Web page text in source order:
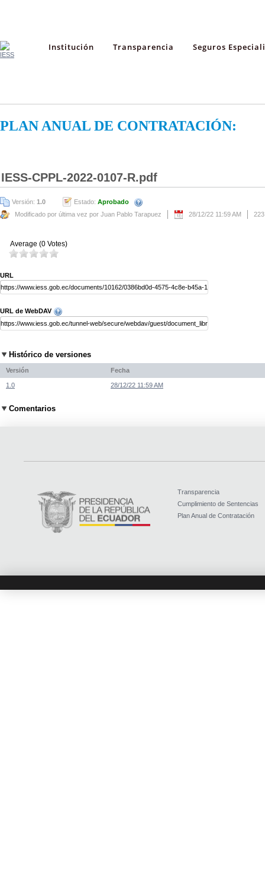
Institución Transparencia Seguros
PLAN ANUAL DE CONTRATACIÓN:
IESS-CPPL-2022-0107-R.pdf
Versión: 1.0 Estado: Aprobado
Modificado por última vez por Juan Pablo Tarapuez
28/12/22 11:59 AM
Average (0 Votes)
URL
URL de WebDAV
Histórico de versiones
Versión Fecha
1.0 28/12/22 11:59 AM
Comentarios
Transparencia
Cumplimiento de Sentencias
Plan Anual de Contratación